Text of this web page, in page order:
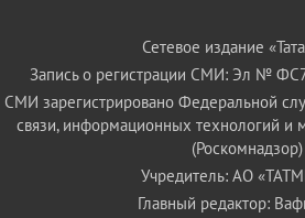
Сетевое издание
Запись о регистрации СМИ: Эл №
СМИ зарегистрировано Федеральной
связи, информационных технологий и
(Роскомнадзор)
Учредитель: АО
Главный редактор: